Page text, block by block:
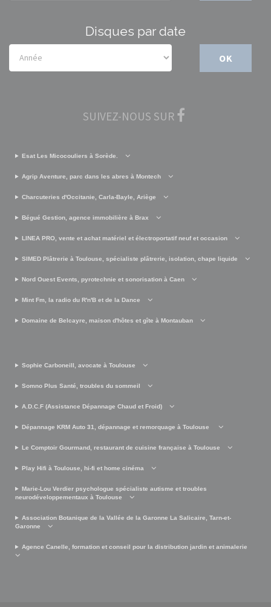
Disques par date
OK
SUIVEZ-NOUS SUR
Esat Les Micocouliers à Sorède.
Agrip Aventure, parc dans les abres à Montech
Charcuteries d'Occitanie, Carla-Bayle, Ariège
Bégué Gestion, agence immobilière à Brax
LINEA PRO, vente et achat matériel et électroportatif neuf et occasion
SIMED Plâtrerie à Toulouse, spécialiste plâtrerie, isolation, chape liquide
Nord Ouest Events, pyrotechnie et sonorisation à Caen
Mint Fm, la radio du R'n'B et de la Dance
Domaine de Belcayre, maison d'hôtes et gîte à Montauban
Sophie Carboneill, avocate à Toulouse
Somno Plus Santé, troubles du sommeil
A.D.C.F (Assistance Dépannage Chaud et Froid)
Dépannage KRM Auto 31, dépannage et remorquage à Toulouse
Le Comptoir Gourmand, restaurant de cuisine française à Toulouse
Play Hifi à Toulouse, hi-fi et home cinéma
Marie-Lou Verdier psychologue spécialiste autisme et troubles
neurodéveloppementaux à Toulouse
Association Botanique de la Vallée de la Garonne La Salicaire, Tarn-et-
Garonne
Agence Canelle, formation et conseil pour la distribution jardin et animalerie